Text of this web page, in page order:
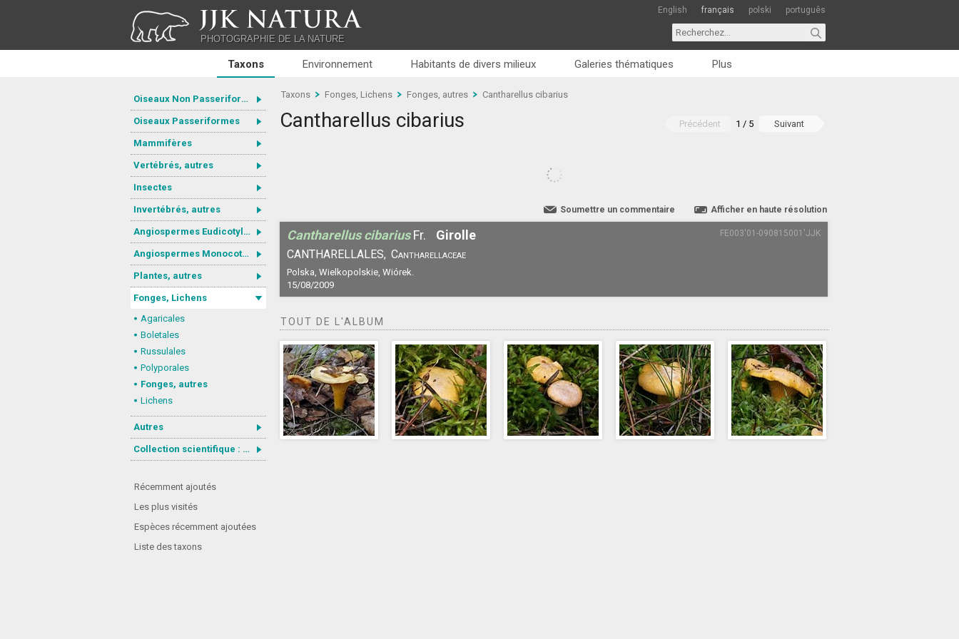
JJK NATURA
PHOTOGRAPHIE DE LA NATURE
English français polski português
Taxons Environnement Habitants de divers milieux Galeries thématiques Plus
Oiseaux Non Passeriformes
Oiseaux Passeriformes
Mammifères
Vertébrés, autres
Insectes
Invertébrés, autres
Angiospermes Eudicotylédones
Angiospermes Monocotylédones
Plantes, autres
Fonges, Lichens
Agaricales
Boletales
Russulales
Polyporales
Fonges, autres
Lichens
Autres
Collection scientifique : Gastrotricha
Récemment ajoutés
Les plus visités
Espèces récemment ajoutées
Liste des taxons
Taxons Fonges, Lichens Fonges, autres Cantharellus cibarius
Cantharellus cibarius Précédent 1 / 5 Suivant
Afficher en haute résolution
Soumettre un commentaire
Cantharellus cibarius Fr. Girolle
CANTHARELLALES, Cantharellaceae
Polska, Wielkopolskie, Wiórek.
15/08/2009
FE003'01-090815001'JJK
TOUT DE L'ALBUM